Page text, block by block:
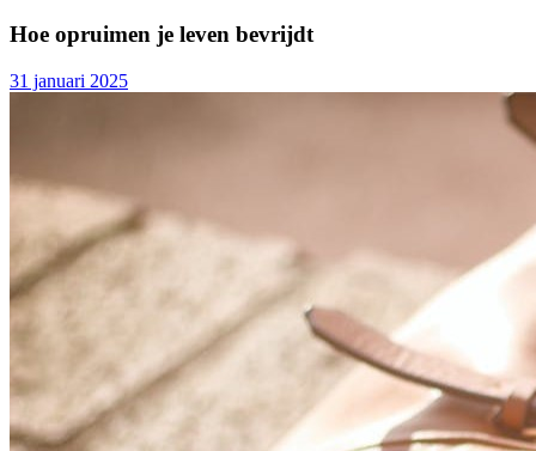
Hoe opruimen je leven bevrijdt
31 januari 2025